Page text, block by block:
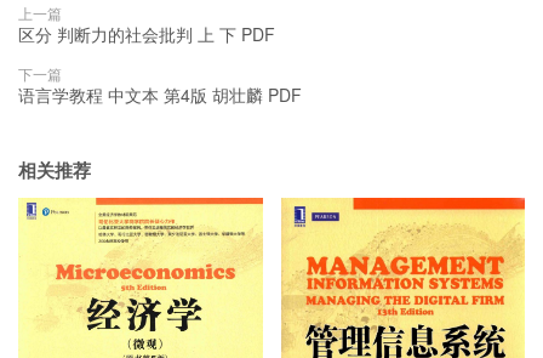
上一篇
区分 判断力的社会批判 上 下 PDF
下一篇
语言学教程 中文本 第4版 胡壮麟 PDF
相关推荐